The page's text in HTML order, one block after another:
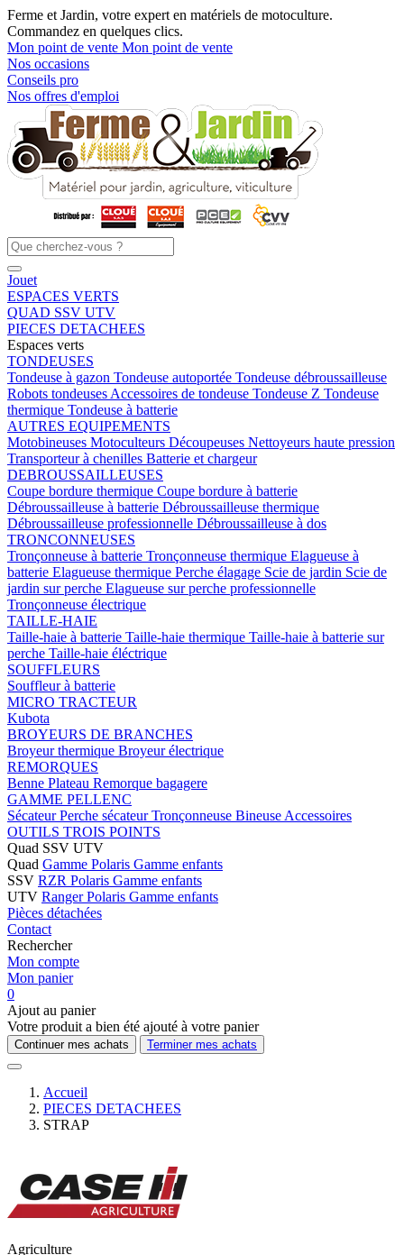
Ferme et Jardin, votre expert en matériels de motoculture.
Commandez en quelques clics.
Mon point de vente Mon point de vente
Nos occasions
Conseils pro
Nos offres d'emploi
Jouet
ESPACES VERTS
QUAD SSV UTV
PIECES DETACHEES
Espaces verts
TONDEUSES
Tondeuse à gazon Tondeuse autoportée Tondeuse débroussailleuse
Robots tondeuses Accessoires de tondeuse Tondeuse Z Tondeuse
thermique Tondeuse à batterie
AUTRES EQUIPEMENTS
Motobineuses Motoculteurs Découpeuses Nettoyeurs haute pression
Transporteur à chenilles Batterie et chargeur
DEBROUSSAILLEUSES
Coupe bordure thermique Coupe bordure à batterie
Débroussailleuse à batterie Débroussailleuse thermique
Débroussailleuse professionnelle Débroussailleuse à dos
TRONCONNEUSES
Tronçonneuse à batterie Tronçonneuse thermique Elagueuse à
batterie Elagueuse thermique Perche élagage Scie de jardin Scie de
jardin sur perche Elagueuse sur perche professionnelle
Tronçonneuse électrique
TAILLE-HAIE
Taille-haie à batterie Taille-haie thermique Taille-haie à batterie sur
perche Taille-haie éléctrique
SOUFFLEURS
Souffleur à batterie
MICRO TRACTEUR
Kubota
BROYEURS DE BRANCHES
Broyeur thermique Broyeur électrique
REMORQUES
Benne Plateau Remorque bagagere
GAMME PELLENC
SécateurPerche sécateurTronçonneuse Bineuse Accessoires
OUTILS TROIS POINTS
Quad SSV UTV
Quad Gamme Polaris Gamme enfants
SSV RZR Polaris Gamme enfants
UTV Ranger Polaris Gamme enfants
Pièces détachées
Contact
Rechercher
Mon compte
Mon panier
0
Ajout au panier
Votre produit a bien été ajouté à votre panier
Continuer mes achats Terminer mes achats
Accueil
PIECES DETACHEES
STRAP
Agriculture